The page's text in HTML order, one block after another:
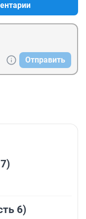
Отправить
6)